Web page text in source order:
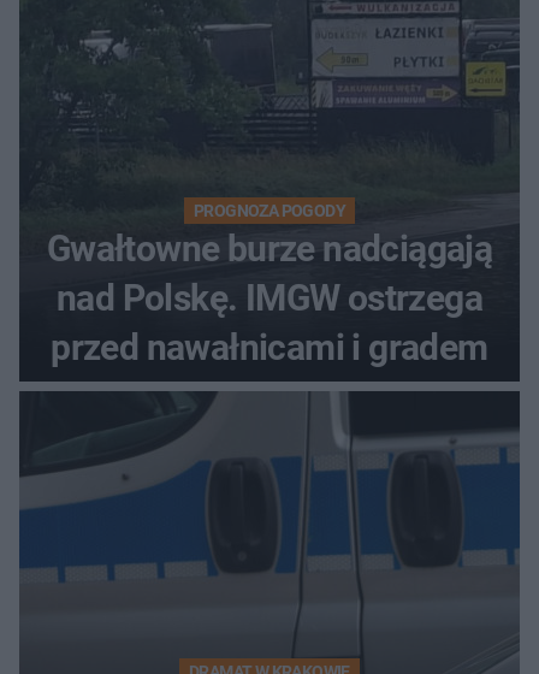
PROGNOZA POGODY
Gwałtowne burze nadciągają
nad Polskę. IMGW ostrzega
przed nawałnicami i gradem